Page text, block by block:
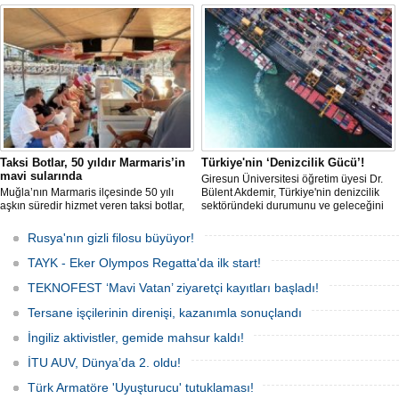
birlikte çok sayıda tanker Rus bayrağına
geçerken, bu durum küresel denizcilik
yaptırımlarının uygulanması açısından
yeni bir tablo ortaya koyuyor.
bölgedeki gıda güvenliğini tehdit ediyor.
Taksi Botlar, 50 yıldır Marmaris’in
mavi sularında
Muğla’nın Marmaris ilçesinde 50 yılı
aşkın süredir hizmet veren taksi botlar,
amacıyla kullanılmaya devam ediyor.
Türkiye'nin ‘Denizcilik Gücü’!
Giresun Üniversitesi öğretim üyesi Dr.
Bülent Akdemir, Türkiye'nin denizcilik
sektöründeki durumunu ve geleceğini
Rusya'nın gizli filosu büyüyor!
TAYK - Eker Olympos Regatta'da ilk start!
TEKNOFEST ‘Mavi Vatan’ ziyaretçi kayıtları başladı!
Tersane işçilerinin direnişi, kazanımla sonuçlandı
İngiliz aktivistler, gemide mahsur kaldı!
İTU AUV, Dünya’da 2. oldu!
Türk Armatöre 'Uyuşturucu' tutuklaması!